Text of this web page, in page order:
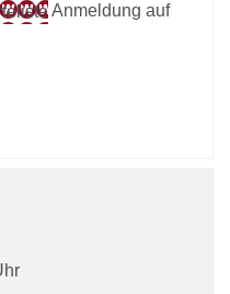
Anmeldung auf